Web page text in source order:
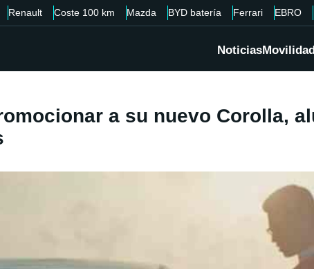
Renault Coste 100 km Mazda BYD batería Ferrari EBRO
Noticias
a su nuevo Corolla,